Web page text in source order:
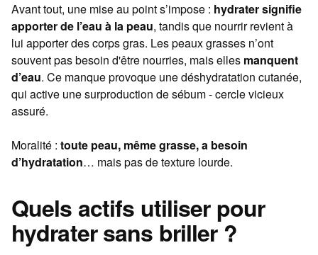
Avant tout, une mise au point s’impose : hydrater signifie
apporter de l’eau à la peau, tandis que nourrir revient à
lui apporter des corps gras. Les peaux grasses n’ont
souvent pas besoin d'être nourries, mais elles manquent
d’eau. Ce manque provoque une déshydratation cutanée,
qui active une surproduction de sébum - cercle vicieux
assuré.
Moralité : toute peau, même grasse, a besoin
d’hydratation… mais pas de texture lourde.
Quels actifs utiliser pour
hydrater sans briller ?